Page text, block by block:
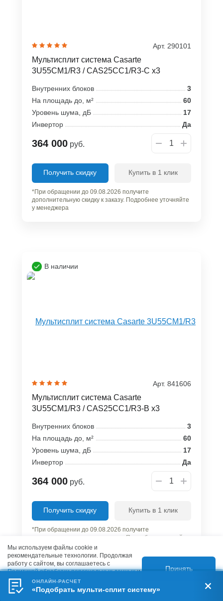
Арт. 290101
Мультисплит система Casarte
3U55CM1/R3 / CAS25CC1/R3-C x3
Внутренних блоков
3
На площадь до, м²
60
Уровень шума, дБ
17
Инвертор
Да
364 000 руб.
Получить скидку Купить в 1 клик
*При обращении до 09.08.2026 получите
дополнительную скидку к заказу. Подробнее уточняйте
у менеджера
В наличии
Арт. 841606
Мультисплит система Casarte
3U55CM1/R3 / CAS25CC1/R3-B x3
Внутренних блоков
3
На площадь до, м²
60
Уровень шума, дБ
17
Инвертор
Да
364 000 руб.
Получить скидку Купить в 1 клик
*При обращении до 09.08.2026 получите
дополнительную скидку к заказу. Подробнее уточняйте
у менеджера
Мы используем файлы cookie и
рекомендательные технологии. Продолжая
работу с сайтом, вы соглашаетесь с
Политикой обработки персональных данныхи
Правилами пользования сайтом.
Принять
ОНЛАЙН-РАСЧЕТ
«Подобрать мульти-сплит систему»